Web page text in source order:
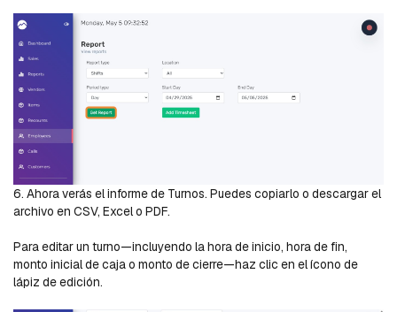
6. Ahora verás el informe de Turnos. Puedes copiarlo o descargar el
archivo en CSV, Excel o PDF.
Para editar un turno—incluyendo la hora de inicio, hora de fin,
monto inicial de caja o monto de cierre—haz clic en el ícono de
lápiz de edición.